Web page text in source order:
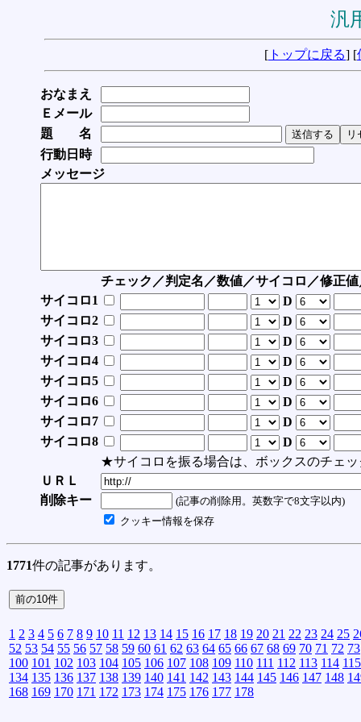
汎
[ トップに戻る] [
おなまえ
Ｅメール
題 名
行動日時
メッセージ
チェック／判定名／数値／サイコロ／修正
サイコロ1
D
サイコロ2
D
サイコロ3
D
サイコロ4
D
サイコロ5
D
サイコロ6
D
サイコロ7
D
サイコロ8
D
★サイコロを振る場合は、ボックスのチェッ
ＵＲＬ
削除キー
(記事の削除用。英数字で8文字以内)
クッキー情報を保存
1771件の記事があります。
1 2 3 4 5 6 7 8 9 10 11 12 13 14 15 16 17 18 19 20 21 22 23 24 25
52 53 54 55 56 57 58 59 60 61 62 63 64 65 66 67 68 69 70 71 72 73
100 101 102 103 104 105 106 107 108 109 110 111 112 113 114 115
134 135 136 137 138 139 140 141 142 143 144 145 146 147 148
168 169 170 171 172 173 174 175 176 177 178